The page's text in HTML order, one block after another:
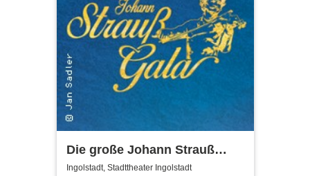
Die große Johann Strauß
Gala - unsterbliche Arien &
Ingolstadt, Stadttheater Ingolstadt